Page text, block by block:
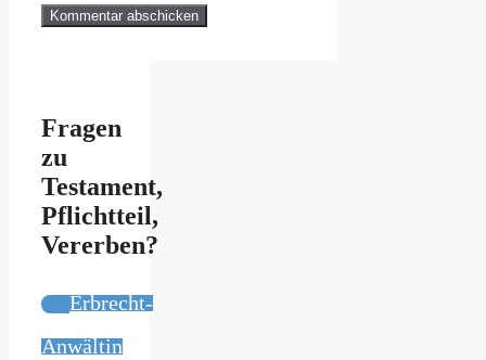
Fragen
zu
Testament,
Pflichtteil,
Vererben?
Erbrecht-
Anwältin